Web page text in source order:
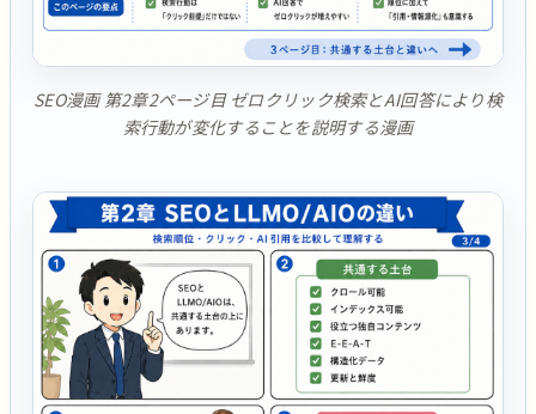
SEO漫画 第2章2ページ目 ゼロクリック検索とAI回答により検
索行動が変化することを説明する漫画